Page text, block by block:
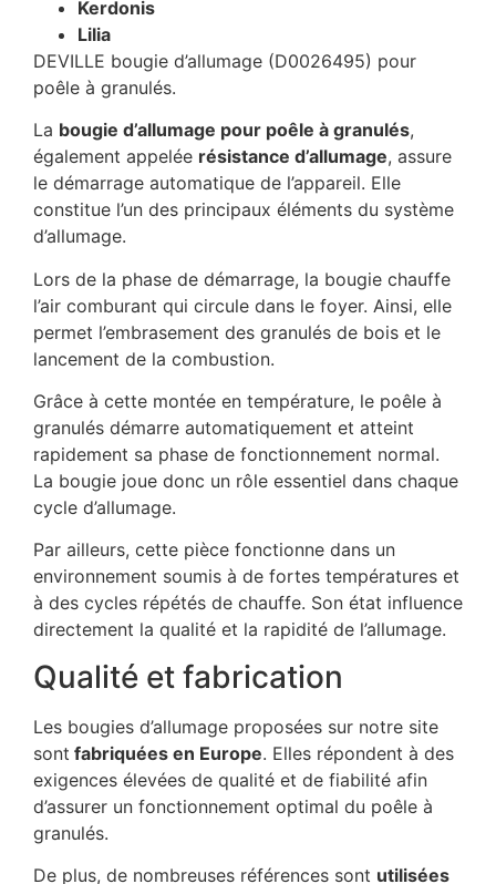
Kerdonis
Lilia
DEVILLE bougie d’allumage (D0026495) pour
poêle à granulés.
La bougie d’allumage pour poêle à granulés,
également appelée résistance d’allumage, assure
le démarrage automatique de l’appareil. Elle
constitue l’un des principaux éléments du système
d’allumage.
Lors de la phase de démarrage, la bougie chauffe
l’air comburant qui circule dans le foyer. Ainsi, elle
permet l’embrasement des granulés de bois et le
lancement de la combustion.
Grâce à cette montée en température, le poêle à
granulés démarre automatiquement et atteint
rapidement sa phase de fonctionnement normal.
La bougie joue donc un rôle essentiel dans chaque
cycle d’allumage.
Par ailleurs, cette pièce fonctionne dans un
environnement soumis à de fortes températures et
à des cycles répétés de chauffe. Son état influence
directement la qualité et la rapidité de l’allumage.
Qualité et fabrication
Les bougies d’allumage proposées sur notre site
sont fabriquées en Europe. Elles répondent à des
exigences élevées de qualité et de fiabilité afin
d’assurer un fonctionnement optimal du poêle à
granulés.
De plus, de nombreuses références sont utilisées